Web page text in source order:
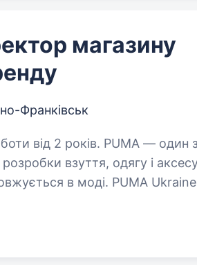
магазину
Франківськ
— один з провідних
розробки взуття, одягу і
в моді. PUMA